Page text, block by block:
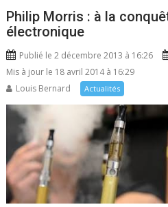
Philip Morris : à la
électronique
Publié le 2 décembre 2013 à 16:26
Mis à jour le 18 avril 2014 à 16:29
Louis Bernard
Actualités